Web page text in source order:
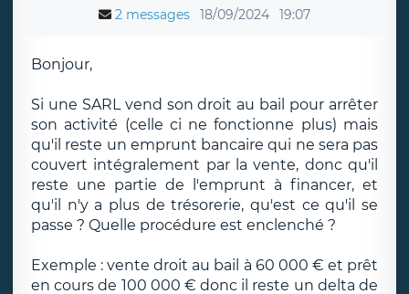
2 messages 18/09/2024 19:07
Bonjour,
Si une SARL vend son droit au bail pour arrêter
son activité (celle ci ne fonctionne plus) mais
qu'il reste un emprunt bancaire qui ne sera pas
couvert intégralement par la vente, donc qu'il
reste une partie de l'emprunt à financer, et
qu'il n'y a plus de trésorerie, qu'est ce qu'il se
passe ? Quelle procédure est enclenché ?
Exemple : vente droit au bail à 60 000 € et prêt
en cours de 100 000 € donc il reste un delta de